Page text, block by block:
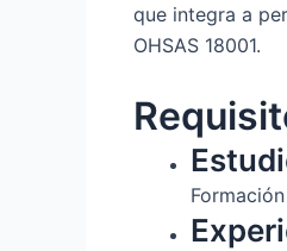
que integra a
OHSAS 18001.